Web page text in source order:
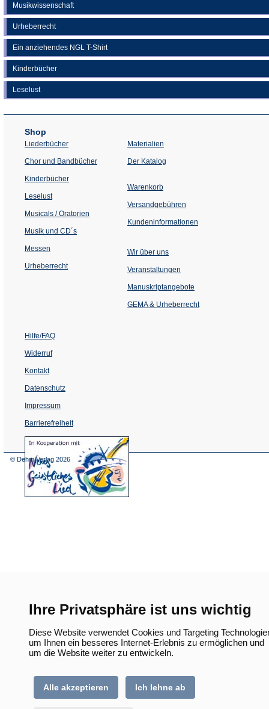
Ihre Privatsphäre ist uns wichtig
Diese Website verwendet Cookies und Targeting
um Ihnen ein besseres Internet-Erlebnis zu ermöglichen und
um die Website weiter zu entwickeln.
Alle akzeptieren Ich lehne ab
Musikwissenschaft
Urheberrecht
Ein anziehendes NGL T-Shirt
Kinderbücher
Leselust
Shop
Liederbücher
Chor und Bandbücher
Kinderbücher
Leselust
Musicals / Oratorien
Musik und CD´s
Messen
Urheberrecht
Materialien
Der Katalog
Warenkorb
Versandgebühren
Kundeninformationen
Wir über uns
Veranstaltungen
einem
Tab)
Manuskriptangebote
GEMA & Urheberrecht
Hilfe/FAQ
Widerruf
Kontakt
Datenschutz
Impressum
Barrierefreiheit
(Öffnet
in
© Dehm Verlag 2026